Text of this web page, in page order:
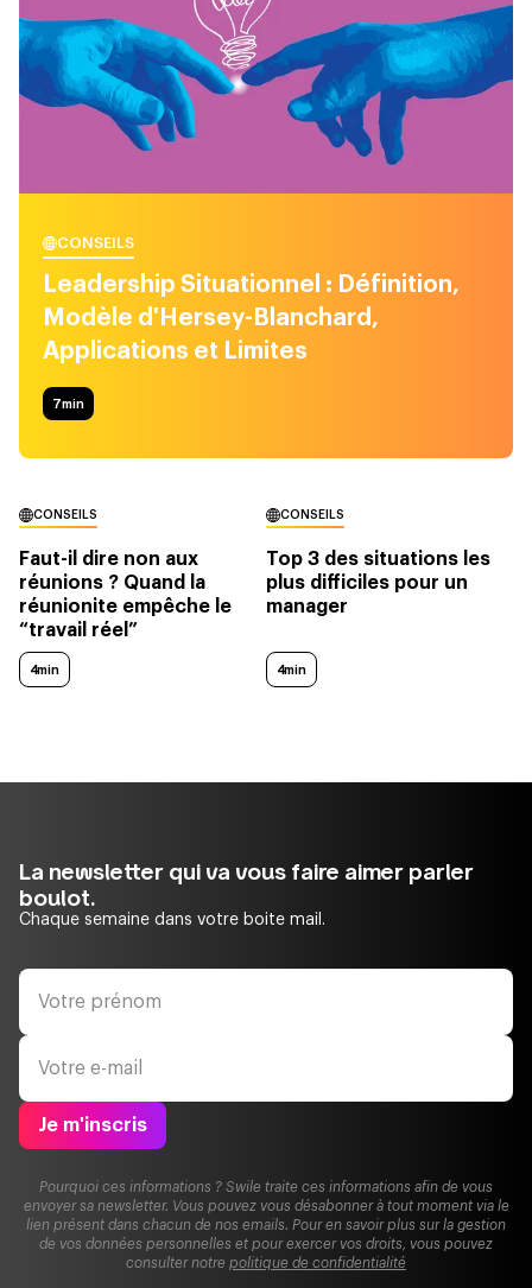
CONSEILS
Leadership Situationnel : Définition,
Modèle d'Hersey-Blanchard,
Applications et Limites
7min
CONSEILS
Faut-il dire non aux
réunions ? Quand la
réunionite empêche le
“travail réel”
4min
CONSEILS
Top 3 des situations les
plus difficiles pour un
manager
4min
La newsletter qui va vous faire aimer parler
boulot.
Chaque semaine dans votre boite mail.
Je m'inscris
Pourquoi ces informations ? Swile traite ces informations afin de vous
envoyer sa newsletter. Vous pouvez vous désabonner à tout moment via le
lien présent dans chacun de nos emails. Pour en savoir plus sur la gestion
de vos données personnelles et pour exercer vos droits, vous pouvez
consulter notre politique de confidentialité